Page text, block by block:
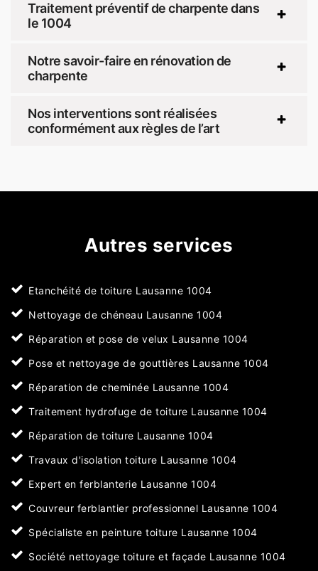
Traitement préventif de charpente dans
le 1004
Notre savoir-faire en rénovation de
charpente
Nos interventions sont réalisées
conformément aux règles de l’art
Autres services
Etanchéité de toiture Lausanne 1004
Nettoyage de chéneau Lausanne 1004
Réparation et pose de velux Lausanne 1004
Pose et nettoyage de gouttières Lausanne 1004
Réparation de cheminée Lausanne 1004
Traitement hydrofuge de toiture Lausanne 1004
Réparation de toiture Lausanne 1004
Travaux d'isolation toiture Lausanne 1004
Expert en ferblanterie Lausanne 1004
Couvreur ferblantier professionnel Lausanne 1004
Spécialiste en peinture toiture Lausanne 1004
Société nettoyage toiture et façade Lausanne 1004